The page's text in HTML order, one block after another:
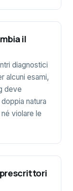
il
diagnostici
alcuni esami,
deve
natura
violare le